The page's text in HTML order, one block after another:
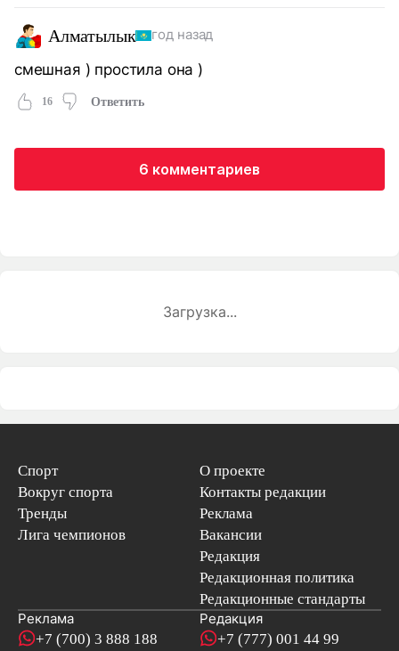
Алматылык год назад
смешная ) простила она )
16 Ответить
6 комментариев
Загрузка...
Спорт
Вокруг спорта
Тренды
Лига чемпионов
О проекте
Контакты редакции
Реклама
Вакансии
Редакция
Редакционная политика
Редакционные стандарты
Реклама
+7 (700) 3 888 188
Редакция
+7 (777) 001 44 99